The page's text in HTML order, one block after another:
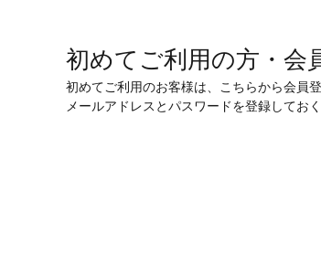
初めてご利用の方・会
初めてご利用のお客様は、こちらから会員
メールアドレスとパスワードを登録してお